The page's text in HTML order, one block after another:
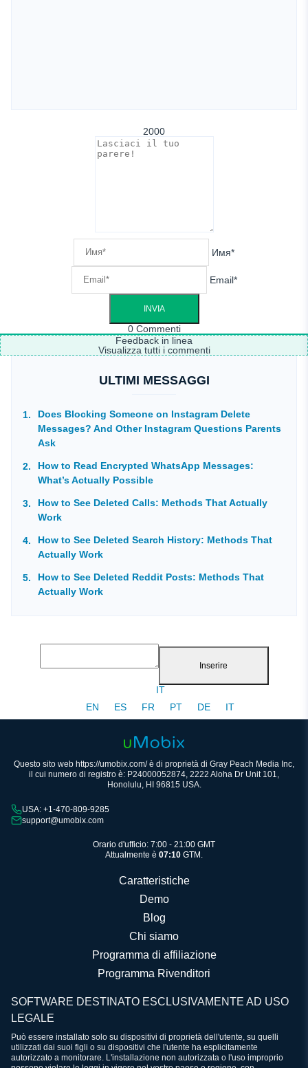
2000
Имя*
Email*
0Commenti
Feedback in linea
Visualizza tutti i commenti
ULTIMI MESSAGGI
Does Blocking Someone on Instagram Delete
Messages? And Other Instagram Questions Parents
Ask
How to Read Encrypted WhatsApp Messages:
What’s Actually Possible
How to See Deleted Calls: Methods That Actually
Work
How to See Deleted Search History: Methods That
Actually Work
How to See Deleted Reddit Posts: Methods That
Actually Work
Inserire
IT
EN
ES FR PT DE IT
Questo sito web https://umobix.com/ è di proprietà di Gray Peach Media Inc,
il cui numero di registro è: P24000052874, 2222 Aloha Dr Unit 101,
Honolulu, HI 96815 USA.
USA: +1-470-809-9285
support@umobix.com
Orario d'ufficio: 7:00 - 21:00 GMT
Attualmente è 07:10 GTM.
Caratteristiche
Demo
Blog
Chi siamo
Programma di affiliazione
Programma Rivenditori
SOFTWARE DESTINATO ESCLUSIVAMENTE AD USO
LEGALE
Può essere installato solo su dispositivi di proprietà dell'utente, su quelli
utilizzati dai suoi figli o su dispositivi che l'utente ha esplicitamente
autorizzato a monitorare. L'installazione non autorizzata o l'uso improprio